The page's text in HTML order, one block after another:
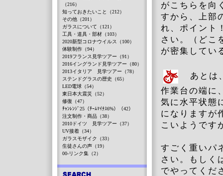
がこちらを向
すから、上部
れ、ポイント
さい。（どこ
が密集してい
あとは
作業台の端に
気に水平状態
になりますが
こいようです
すごく重いパ
さい。もしく
でやってくだ
（216）
知っておきたいこと（212）
その他（201）
ガラスについて（121）
工具・道具・部材（103）
2020新型コロナウイルス（100）
体験制作（94）
2019フランス見学ツアー（91）
2016イングランド見学ツアー（80）
2013イタリア 見学ツアー（78）
ステンドグラスの歴史（65）
LED電球（54）
東日本大震災（52）
修復（47）
ﾁｬﾝﾚﾝｼﾞ25（ﾁｰﾑﾏｲﾅｽ6%）（42）
注文制作・商品（38）
2010ドイツ 見学ツアー（37）
UV接着（34）
ガラスモザイク（33）
生徒さんの声（19）
00-リンク集（2）